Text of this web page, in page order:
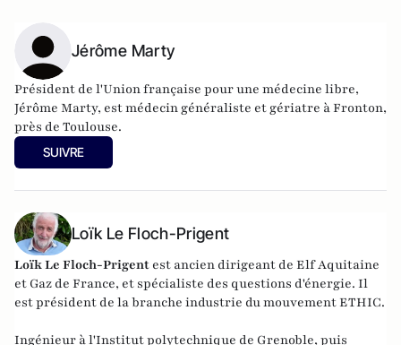
Jérôme Marty
Président de l'Union française pour une médecine libre,
Jérôme Marty, est médecin généraliste et gériatre à Fronton,
près de Toulouse.
SUIVRE
Loïk Le Floch-Prigent
Loïk Le Floch-Prigent est ancien dirigeant de Elf Aquitaine
et Gaz de France, et spécialiste des questions d'énergie. Il
est président de la branche industrie du mouvement ETHIC.
Ingénieur à l'Institut polytechnique de Grenoble, puis